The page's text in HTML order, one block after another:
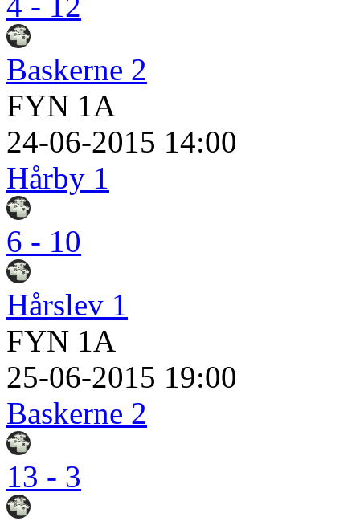
Baskerne 2
FYN 1A
24-06-2015 14:00
Hårby 1
6 - 10
Hårslev 1
FYN 1A
25-06-2015 19:00
Baskerne 2
13 - 3